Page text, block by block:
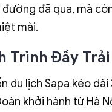
đã qua, mà
mài.
Trình Đầy
du lịch Sapa kéo
khởi hành từ Hà